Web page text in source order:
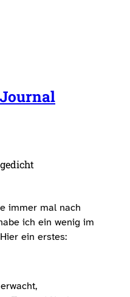
immer mal nach
ich ein wenig im
Hier ein erstes: